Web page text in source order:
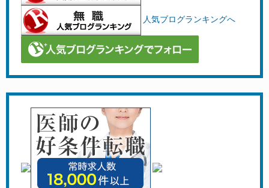
人気ブログランキングへ